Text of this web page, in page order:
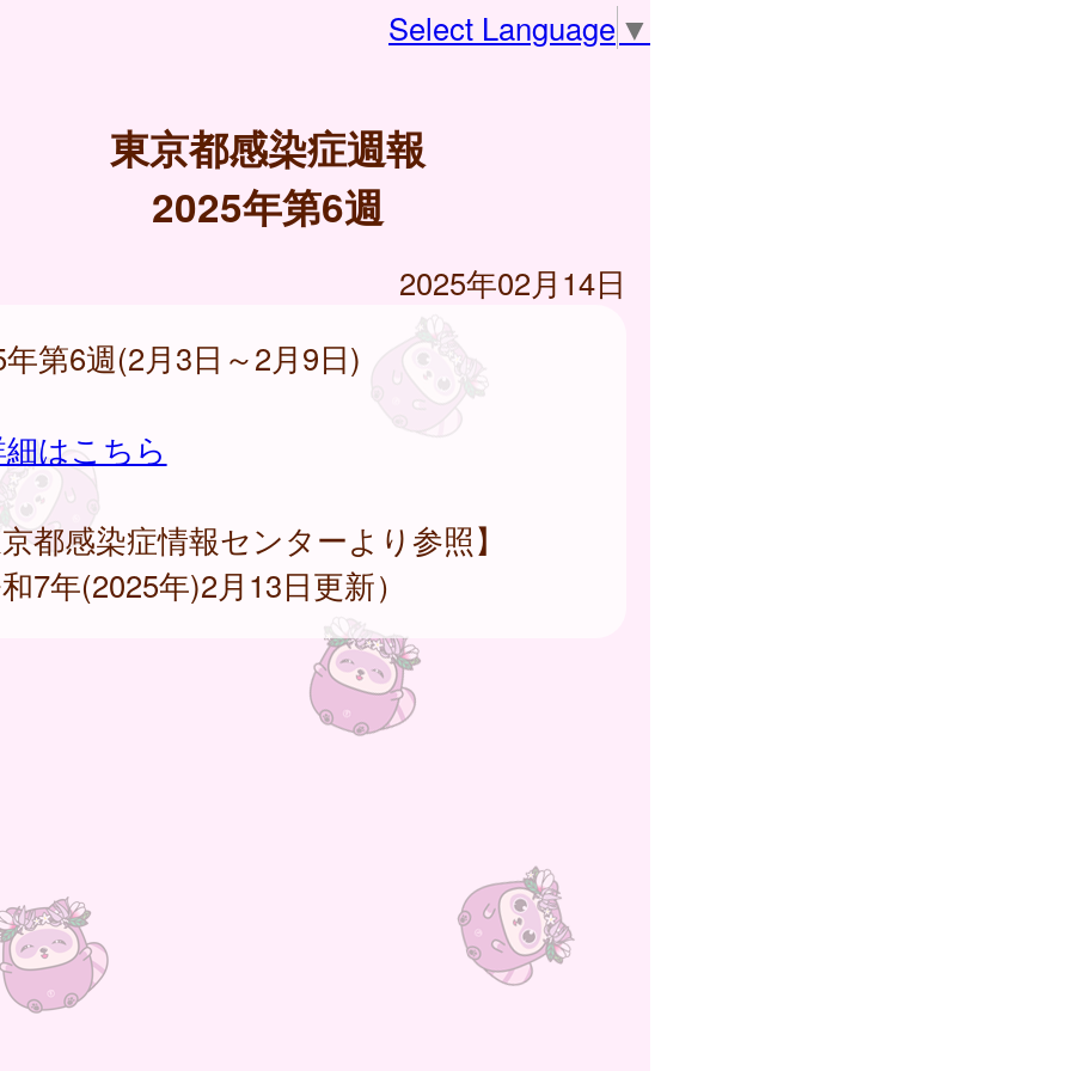
Select Language ▼
東京都感染症週報
2025年第6週
2025年02月14日
第6週(2月3日～2月9日)
はこちら
都感染症情報センターより参照】
7年(2025年)2月13日更新）